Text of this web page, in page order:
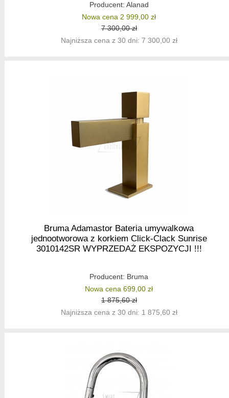
Producent: Alanad
Nowa cena 2 999,00 zł
7 300,00 zł
Najniższa cena z 30 dni: 7 300,00 zł
Bruma Adamastor Bateria umywalkowa
jednootworowa z korkiem Click-Clack Sunrise
3010142SR WYPRZEDAŻ EKSPOZYCJI !!!
Producent: Bruma
Nowa cena 699,00 zł
1 875,60 zł
Najniższa cena z 30 dni: 1 875,60 zł